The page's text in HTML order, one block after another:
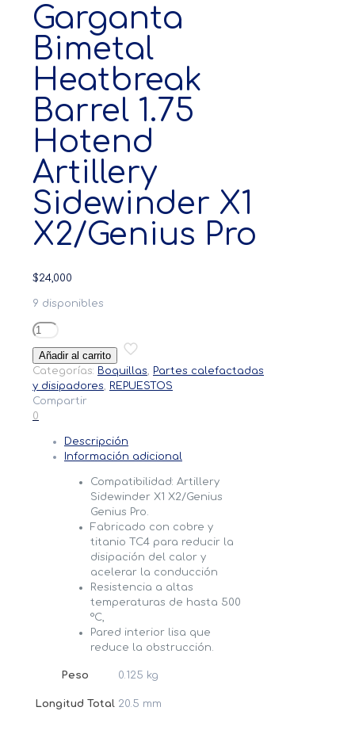
Garganta
Bimetal
Heatbreak
Barrel 1.75
Hotend
Artillery
Sidewinder X1
X2/Genius Pro
$24,000
9 disponibles
Garganta
Heatbreak
Barrel
1.75
Hotend
Artillery
X2/Genius
Añadir al carrito
Categorías: Boquillas, Partes calefactadas
y disipadores, REPUESTOS
Compartir
0
Descripción
Información adicional
Compatibilidad: Artillery
Sidewinder X1 X2/Genius
Genius Pro.
Fabricado con cobre y
titanio TC4 para reducir la
disipación del calor y
acelerar la conducción
Resistencia a altas
temperaturas de hasta 500
°C,
Pared interior lisa que
reduce la obstrucción.
Peso 0.125 kg
Longitud Total 20.5 mm